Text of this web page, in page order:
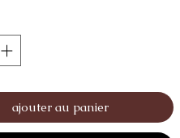
ajouter au panier